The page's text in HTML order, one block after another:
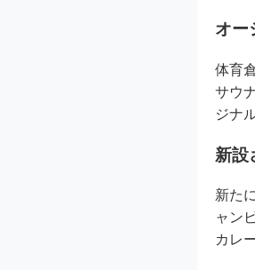
オー
体育
サウ
ジナ
新設
新た
ャン
カレ